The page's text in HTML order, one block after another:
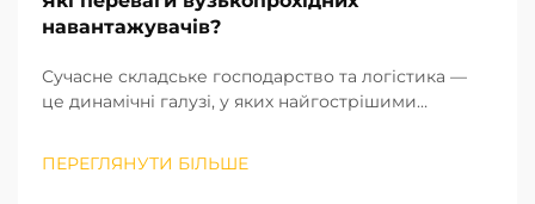
навантажувачів?
Сучасне складське господарство та логістика —
це динамічні галузі, у яких найгострішими
систем зберігання, що використовують висоту
ПЕРЕГЛЯНУТИ БІЛЬШЕ